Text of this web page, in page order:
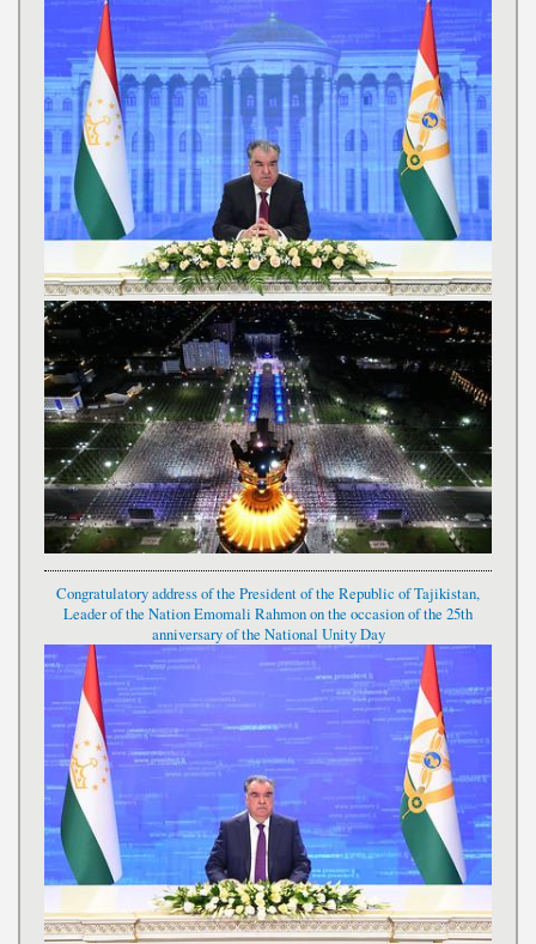
Congratulatory address of the President of the Republic of Tajikistan,
Leader of the Nation Emomali Rahmon on the occasion of the 25th
anniversary of the National Unity Day